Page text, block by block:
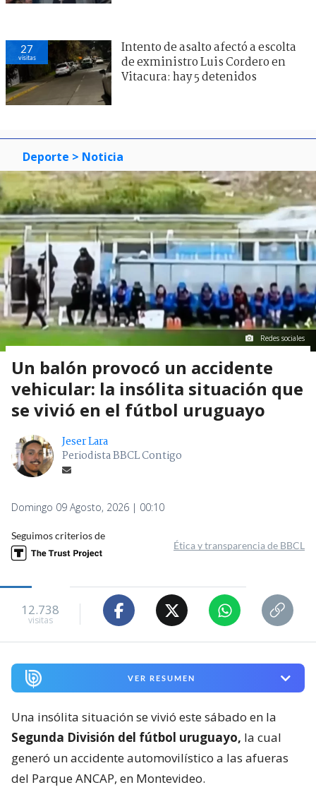
27
visitas
Intento de asalto afectó a escolta
de exministro Luis Cordero en
Vitacura: hay 5 detenidos
Deporte > Noticia
Redes sociales
Un balón provocó un accidente
vehicular: la insólita situación que
se vivió en el fútbol uruguayo
Jeser Lara
Periodista BBCL Contigo
Domingo 09 Agosto, 2026 | 00:10
Seguimos criterios de
Ética y transparencia de BBCL
12.738
visitas
VER RESUMEN
Una insólita situación se vivió este sábado en la
Segunda División del fútbol uruguayo, la cual
generó un accidente automovilístico a las afueras
del Parque ANCAP, en Montevideo.